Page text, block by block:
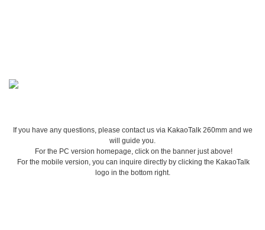
If you have any questions, please contact us via KakaoTalk 260mm and we
will guide you.
For the PC version homepage, click on the banner just above!
For the mobile version, you can inquire directly by clicking the KakaoTalk
logo in the bottom right.